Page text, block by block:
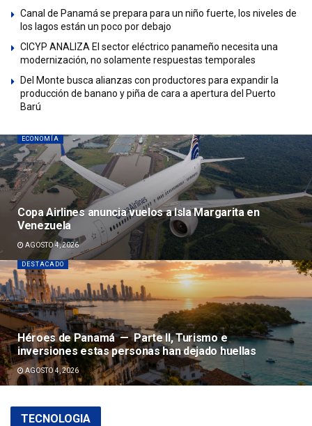
Canal de Panamá se prepara para un niño fuerte, los niveles de
los lagos están un poco por debajo
CICYP ANALIZA El sector eléctrico panameño necesita una
modernización, no solamente respuestas temporales
Del Monte busca alianzas con productores para expandir la
producción de banano y piña de cara a apertura del Puerto
Barú
ECONOMÍA
Copa Airlines anuncia vuelos a Isla Margarita en
Venezuela
AGOSTO 4, 2026
DESTACADO
Héroes de Panamá — Parte II, Turismo e
inversiones estas personas han dejado huellas
AGOSTO 4, 2026
TECNOLOGIA